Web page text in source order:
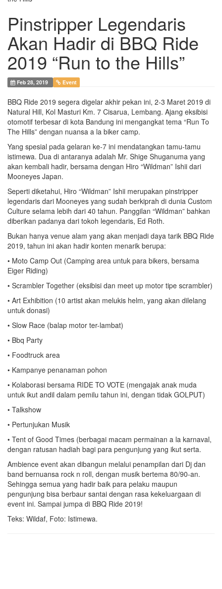
Pinstripper Legendaris
Akan Hadir di BBQ Ride
2019 “Run to the Hills”
Feb 28, 2019 Event
BBQ Ride 2019 segera digelar akhir pekan ini, 2-3 Maret 2019 di
Natural Hill, Kol Masturi Km. 7 Cisarua, Lembang. Ajang eksibisi
otomotif terbesar di kota Bandung ini mengangkat tema “Run To
The Hills” dengan nuansa a la biker camp.
Yang spesial pada gelaran ke-7 ini mendatangkan tamu-tamu
istimewa. Dua di antaranya adalah Mr. Shige Shuganuma yang
akan kembali hadir, bersama dengan Hiro “Wildman” Ishii dari
Mooneyes Japan.
Seperti diketahui, Hiro “Wildman” Ishii merupakan pinstripper
legendaris dari Mooneyes yang sudah berkiprah di dunia Custom
Culture selama lebih dari 40 tahun. Panggilan “Wildman” bahkan
diberikan padanya dari tokoh legendaris, Ed Roth.
Bukan hanya venue alam yang akan menjadi daya tarik BBQ Ride
2019, tahun ini akan hadir konten menarik berupa:
• Moto Camp Out (Camping area untuk para bikers, bersama
Eiger Riding)
• Scrambler Together (eksibisi dan meet up motor tipe scrambler)
• Art Exhibition (10 artist akan melukis helm, yang akan dilelang
untuk donasi)
• Slow Race (balap motor ter-lambat)
• Bbq Party
• Foodtruck area
• Kampanye penanaman pohon
• Kolaborasi bersama RIDE TO VOTE (mengajak anak muda
untuk ikut andil dalam pemilu tahun ini, dengan tidak GOLPUT)
• Talkshow
• Pertunjukan Musik
• Tent of Good Times (berbagai macam permainan a la karnaval,
dengan ratusan hadiah bagi para pengunjung yang ikut serta.
Ambience event akan dibangun melalui penampilan dari Dj dan
band bernuansa rock n roll, dengan musik bertema 80/90-an.
Sehingga semua yang hadir baik para pelaku maupun
pengunjung bisa berbaur santai dengan rasa kekeluargaan di
event ini. Sampai jumpa di BBQ Ride 2019!
Teks: Wildaf, Foto: Istimewa.